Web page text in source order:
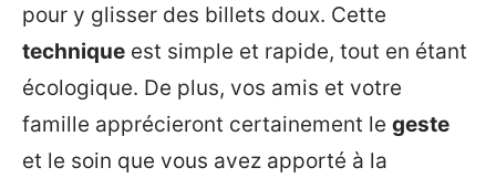
pour y glisser des billets doux. Cette
technique est simple et rapide, tout en étant
écologique. De plus, vos amis et votre
famille apprécieront certainement le geste
et le soin que vous avez apporté à la